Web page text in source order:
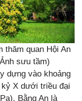
thăm quan Hội An
sưu tầm)
dựng vào khoảng
X dưới triều đại
Bằng An là